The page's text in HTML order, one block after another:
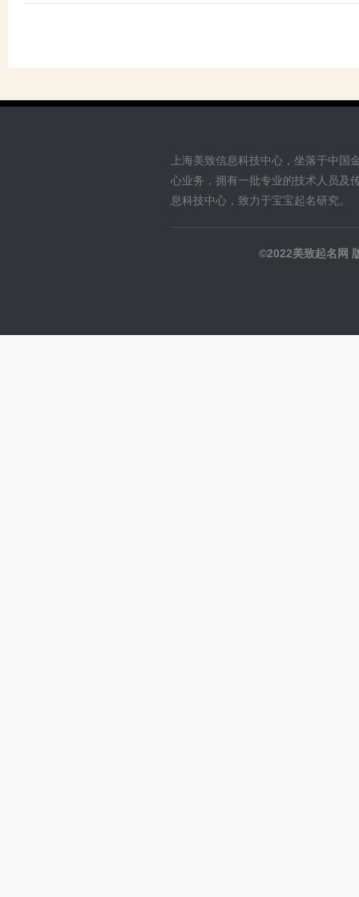
上海美致信息科技中心，坐落于中
心业务，拥有一批专业的技术人员及
息科技中心，致力于宝宝起名研究。
©2022美致起名网